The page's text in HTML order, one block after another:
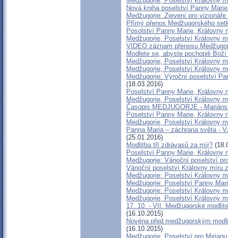
Nová kniha poselství Panny
Medžugorje: Zjevení pro
Přímý přenos Medžugorského
Posolství Panny Marie, Královny
Medžugorje, Poselství Královny
VIDEO záznam přenosu
Modlete se, abyste pochopili
Medžugorje, Poselství Královny
Medžugorje, Poselství Královny
Medžugorje: Výroční poselství
(18.03.2016)
Poselství Panny Marie, Královny
Medžugorje, Poselství Královny
Časopis MEDJUGORJE -
Poselství Panny Marie, Královny
Medžugorje, Poselství Královny
Panna Maria – záchrana světa -
(25.01.2016)
Modlitba tří zdrávasů za mír?
Poselství Panny Marie, Královny
Medžugorje: Vánoční poselství
Vánoční poselství Královny míru
Medžugorje: Poselství Královny
Medžugorje: Poselství Panny
Medžugorje: Poselství Královny
Medžugorje, Poselství Královny
17. 10. - VII. Medžugorské
(16.10.2015)
Novéna před medžugorským
(16.10.2015)
Medžugorje: Poselství pro